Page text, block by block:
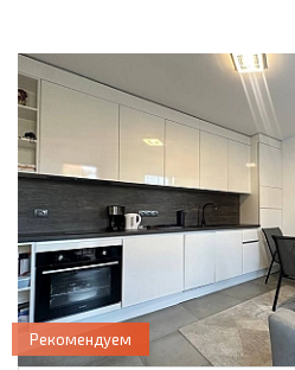
Рекомендуем